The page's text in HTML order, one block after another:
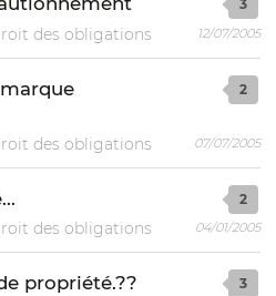
des obligations
3
12/07/2005
des obligations
2
07/07/2005
des obligations
2
04/01/2005
propriété.?? 3